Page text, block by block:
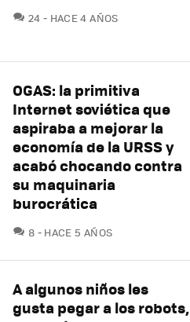
24 COMENTARIOS
HACE 4 AÑOS
OGAS: la primitiva
Internet soviética que
aspiraba a mejorar la
economía de la URSS y
acabó chocando contra
su maquinaria
burocrática
8 COMENTARIOS
HACE 5 AÑOS
A algunos niños les
gusta pegar a los robots,